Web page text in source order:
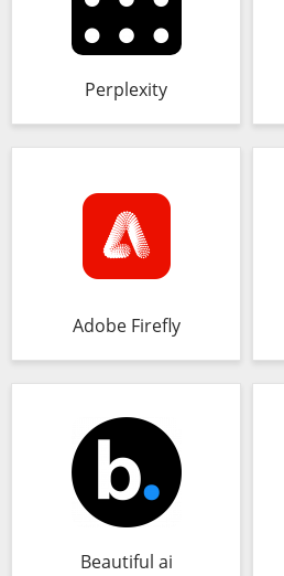
Perplexity
Adobe Firefly
Beautiful ai